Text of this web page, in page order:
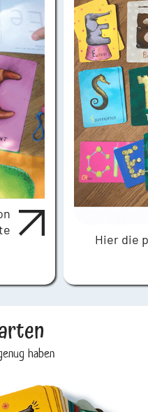
Hier die
haben